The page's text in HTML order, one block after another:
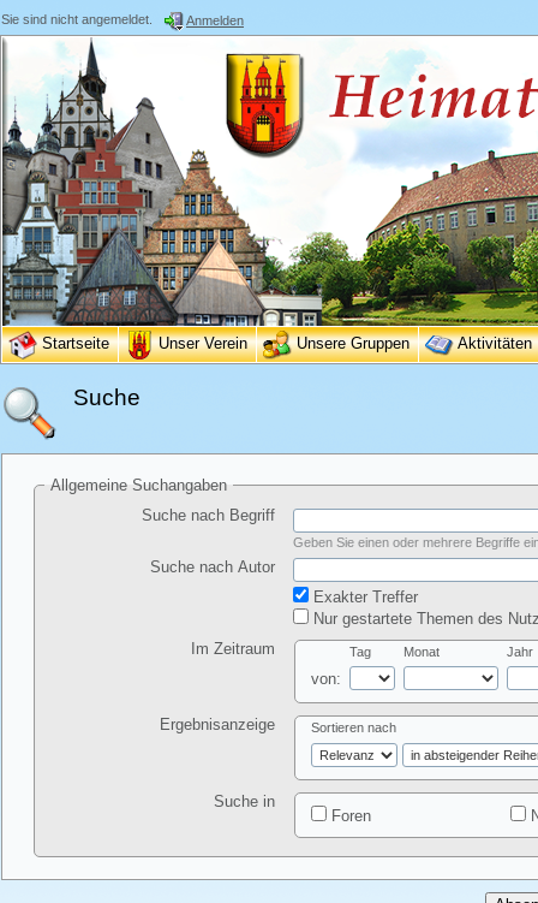
Sie sind nicht angemeldet. Anmelden
Startseite Unser Verein Unsere Gruppen Aktivitäten
Suche
Allgemeine Suchangaben
Suche nach Begriff
Geben Sie einen oder mehrere Begriffe
Suche nach Autor
Exakter Treffer
Nur gestartete Themen des
Im Zeitraum
von:
Tag Monat Jahr
Ergebnisanzeige Sortieren nach
Suche in
Foren